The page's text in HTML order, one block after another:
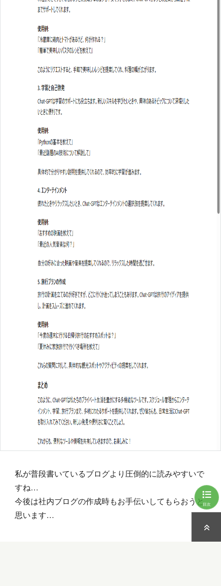
私が普段書いているブログより圧倒的に読みやすいで
すね…
今後は社内ブログの作成時もお手伝いしてもらおうと
思います…
目次